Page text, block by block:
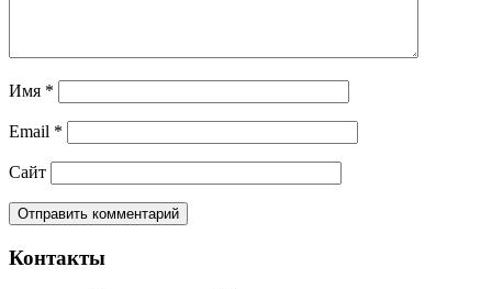
Имя *
Email *
Сайт
Контакты